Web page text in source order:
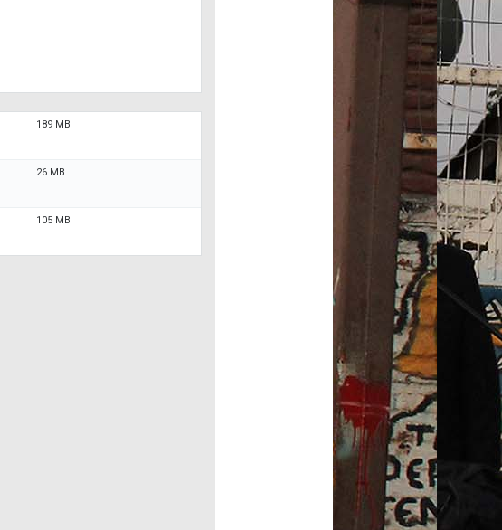
189 MB
26 MB
105 MB